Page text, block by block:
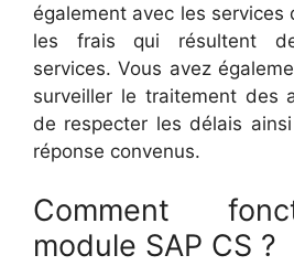
également avec les services
les frais qui résultent
services. Vous avez
surveiller le traitement des
de respecter les délais
réponse convenus.
Comment
module SAP CS ?